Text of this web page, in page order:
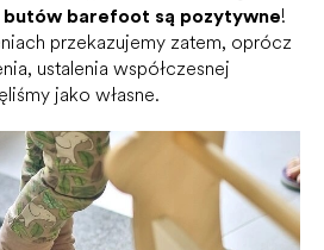
barefoot są pozytywne!
przekazujemy zatem, oprócz
ustalenia współczesnej
jako własne.